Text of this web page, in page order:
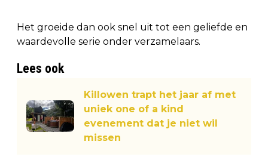
Het groeide dan ook snel uit tot een geliefde en
waardevolle serie onder verzamelaars.
Lees ook
Killowen trapt het jaar af met
uniek one of a kind
evenement dat je niet wil
missen